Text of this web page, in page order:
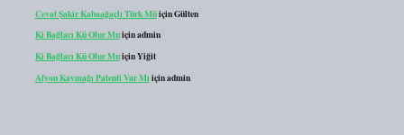
Cevat Şakir Kabaağaçlı Türk MüiçinGülten
Ki Bağlacı Kü Olur Muiçinadmin
Ki Bağlacı Kü Olur MuiçinYiğit
Afyon Kaymağı Patenti Var Mı içinadmin